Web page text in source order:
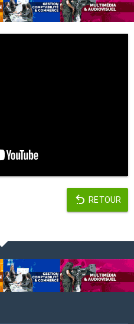
RETOUR